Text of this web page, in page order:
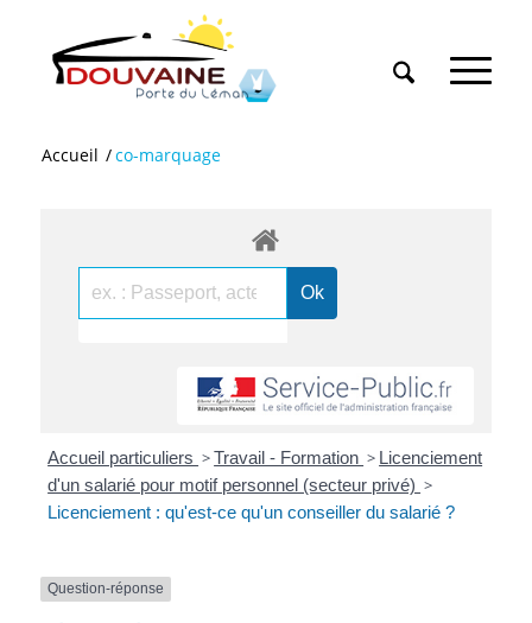
Accueil /co-marquage
Accueil particuliers >Travail - Formation > Licenciement
d'un salarié pour motif personnel (secteur privé) >
Licenciement : qu'est-ce qu'un conseiller du salarié ?
Question-réponse